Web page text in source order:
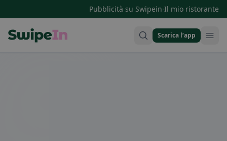
Pubblicità su Swipein·Il mio ristorante
Scarica l’app